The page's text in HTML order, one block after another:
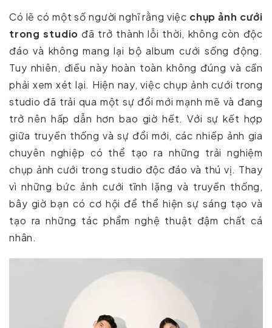
Có lẽ có một số người nghĩ rằng việc chụp ảnh cưới
trong studio đã trở thành lỗi thời, không còn độc
đáo và không mang lại bộ album cưới sống động.
Tuy nhiên, điều này hoàn toàn không đúng và cần
phải xem xét lại. Hiện nay, việc chụp ảnh cưới trong
studio đã trải qua một sự đổi mới mạnh mẽ và đang
trở nên hấp dẫn hơn bao giờ hết. Với sự kết hợp
giữa truyền thống và sự đổi mới, các nhiếp ảnh gia
chuyên nghiệp có thể tạo ra những trải nghiệm
chụp ảnh cưới trong studio độc đáo và thú vị. Thay
vì những bức ảnh cưới tĩnh lặng và truyền thống,
bây giờ bạn có cơ hội để thể hiện sự sáng tạo và
tạo ra những tác phẩm nghệ thuật đậm chất cá
nhân.